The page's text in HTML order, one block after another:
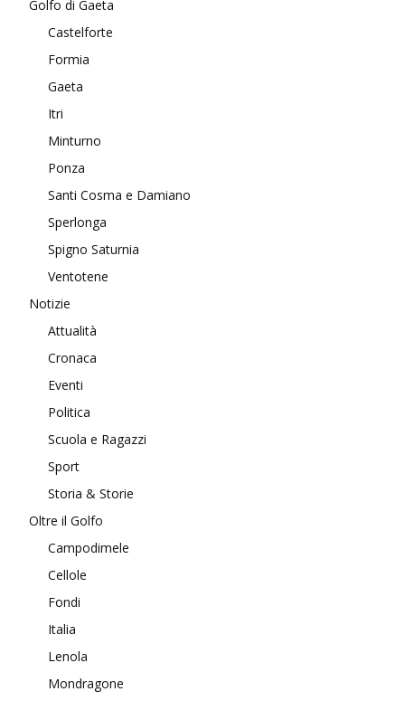
Golfo di Gaeta
Castelforte
Formia
Gaeta
Itri
Minturno
Ponza
Santi Cosma e Damiano
Sperlonga
Spigno Saturnia
Ventotene
Notizie
Attualità
Cronaca
Eventi
Politica
Scuola e Ragazzi
Sport
Storia & Storie
Oltre il Golfo
Campodimele
Cellole
Fondi
Italia
Lenola
Mondragone